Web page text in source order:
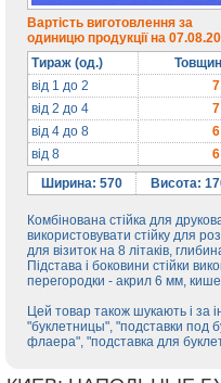
Вартість виготовлення за
одиницю продукції на
Тираж (од.)
від 1 до 2
від 2 до 4
від 4 до 8
від 8
Ширина: 570
Висота:
Комбінована стійка для
використовувати стійку для
для візиток на 8 літаків,
Підстава і боковини стійки
перегородки - акрил 6 мм,
Цей товар також шукають і за
"буклетницы", "подставки под
флаера", "подставка для